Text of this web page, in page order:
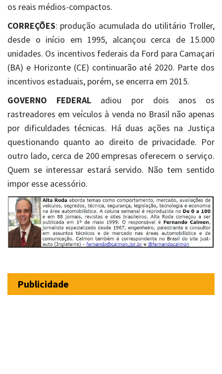
os reais médios-compactos.
CORREÇÕES: produção acumulada do utilitário Troller,
desde o início em 1995, alcançou cerca de 15.000
unidades. Os incentivos federais da Ford para Camaçari
(BA) e Horizonte (CE) continuarão até 2020. Parte dos
incentivos estaduais, porém, se encerra em 2015.
GOVERNO FEDERAL adiou por dois anos os
rastreadores em veículos à venda no Brasil não apenas
por dificuldades técnicas. Há duas ações na Justiça
questionando quanto ao direito de privacidade. Por
outro lado, cerca de 200 empresas oferecem o serviço.
Quem se interessar estará servido. Não tem sentido
impor esse acessório.
Publicidade